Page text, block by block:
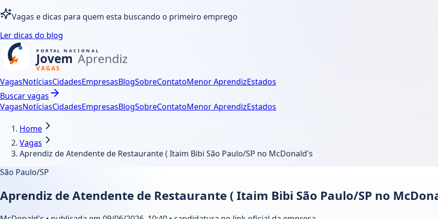
Vagas e dicas para quem esta buscando o primeiro emprego
Ler dicas do blog
VagasNotíciasCidadesEmpresasBlogSobreContatoMenor AprendizEstados
Buscar vagas
VagasNotíciasCidadesEmpresasBlogSobreContatoMenor AprendizEstados
Home
Vagas
Aprendiz de Atendente de Restaurante ( Itaim Bibi São Paulo/SP no McDonald's
São Paulo/SP
Aprendiz de Atendente de Restaurante ( Itaim Bibi São Paulo/SP no